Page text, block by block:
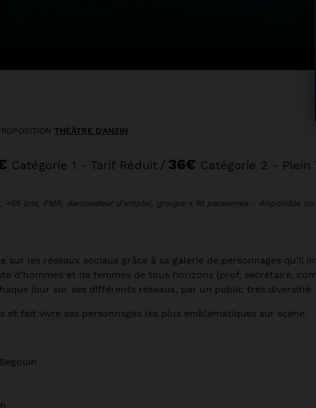
THÉÂTRE D'ANZIN
Catégorie 1 - Tarif Réduit / 36€ Catégorie 2 - Plein
ans, PMR, demandeur d'emploi, groupe + 10 personnes - disponible au
sur les réseaux sociaux grâce à sa galerie de personnages qu’il
d’hommes et de femmes de tous horizons (prof, secrétaire,
jour sur ses différents réseaux, par un public très diversifié.
fait vivre ses personnages les plus emblématiques sur scène.